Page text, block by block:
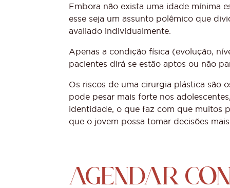
Embora não exista uma idade mínima
esse seja um assunto polêmico que
avaliado individualmente.
Apenas a condição física (evolução,
pacientes dirá se estão aptos ou não
Os riscos de uma cirurgia plástica são
pode pesar mais forte nos
identidade, o que faz com que muitos
que o jovem possa tomar decisões
AGENDAR